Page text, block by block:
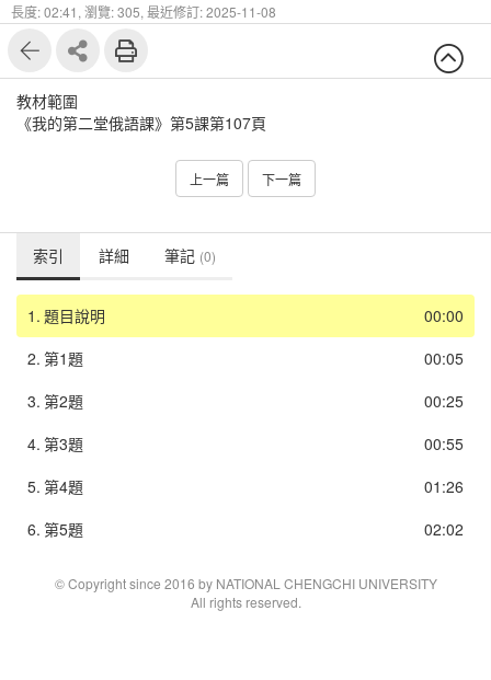
長度: 02:41, 瀏覽: 305, 最近修訂: 2025-11-08
教材範圍
《我的第二堂俄語課》第5課第107頁
上一篇 下一篇
索引 詳細 筆記 (0)
00:00
1. 題目說明
00:05
2. 第1題
00:25
3. 第2題
00:55
4. 第3題
01:26
5. 第4題
02:02
6. 第5題
© Copyright since 2016 by NATIONAL CHENGCHI UNIVERSITY
All rights reserved.